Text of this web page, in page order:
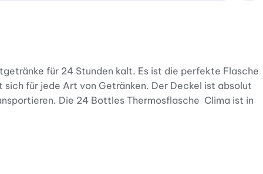
für 24 Stunden kalt. Es ist die perfekte Flasche
für jede Art von Getränken. Der Deckel ist absolut
Die 24 Bottles Thermosflasche Clima ist in